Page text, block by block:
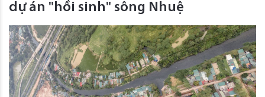
dự án "hồi sinh" sông Nhuệ